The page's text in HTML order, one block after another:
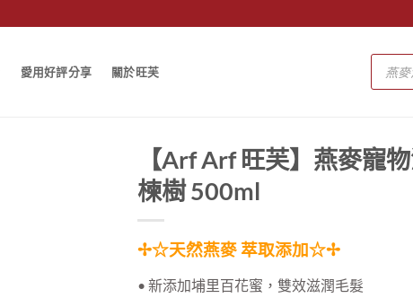
愛用好評分享 關於旺芙
search
【Arf Arf 旺芙】燕麥寵
楝樹 500ml
✢☆天然燕麥 萃取添加☆✢
• 新添加埔里百花蜜，雙效滋潤毛髮